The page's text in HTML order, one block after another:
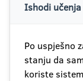
Ishodi
Po uspješno
stanju da
koriste